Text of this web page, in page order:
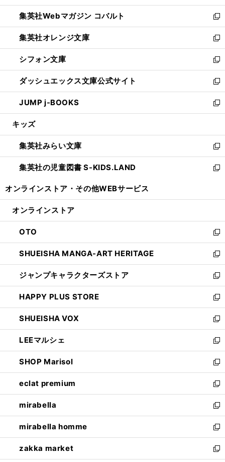
開
く
ウ
で
開
く
ン
ド
ウ
で
開
く
ウ
ィ
ン
ド
ウ
で
開
く
集英社Webマガジン コバルト
新
し
い
ウ
ィ
ン
ド
ウ
で
開
集英社オレンジ文庫
新
し
い
ウ
ィ
ン
ド
ウ
開
く
シフォン文庫
新
し
い
ウ
ィ
ン
ウ
で
開
く
ダッシュエックス文庫公式サイト
新
し
い
ウ
ン
ド
ウ
で
JUMP j-BOOKS
新
し
ウ
ィ
ン
ド
開
キッズ
集英社みらい文庫
新
し
い
ン
ウ
で
開
く
集英社の児童図書 S-KIDS.LAND
新
ウ
ン
ド
ウ
で
開
く
オンラインストア・ その他WEBサービス
オンラインストア
OTO
新
し
い
ウ
ィ
ン
ド
ウ
で
開
く
SHUEISHA MANGA-ART HERITAGE
新
し
い
ウ
ィ
ン
ド
ウ
で
開
く
ジャンプキャラクターズストア
新
し
い
ウ
ィ
ン
ド
ウ
で
開
く
HAPPY PLUS STORE
新
し
い
ウ
ィ
ン
ド
ウ
で
開
く
SHUEISHA VOX
新
し
い
ウ
ィ
ン
ド
ウ
で
開
く
LEEマルシェ
新
し
い
ウ
ィ
ン
ド
ウ
で
開
く
SHOP Marisol
新
し
い
ウ
ィ
ン
ド
ウ
で
開
eclat premium
新
し
い
ウ
ィ
ン
ド
ウ
mirabella
新
し
い
ウ
ィ
ン
mirabella homme
新
し
い
zakka market
新